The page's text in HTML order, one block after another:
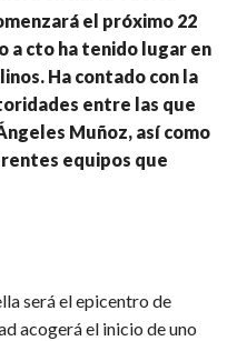
el próximo 22
a cto ha tenido lugar en
Ha contado con la
entre las que
Muñoz, así como
equipos que
será el epicentro de
acogerá el inicio de uno